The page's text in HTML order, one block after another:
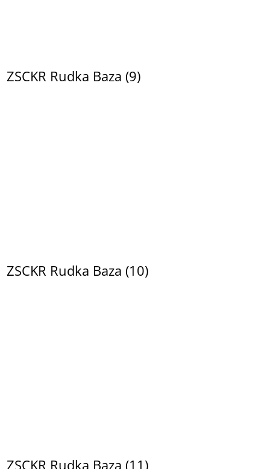
ZSCKR Rudka Baza (9)
ZSCKR Rudka Baza (10)
ZSCKR Rudka Baza (11)